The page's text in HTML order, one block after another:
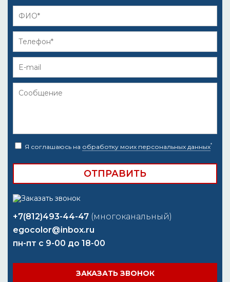
Я соглашаюсь на обработку моих персональных данных*
+7(812)493-44-47 (многоканальный)
egocolor@inbox.ru
пн-пт с 9-00 до 18-00
ЗАКАЗАТЬ ЗВОНОК